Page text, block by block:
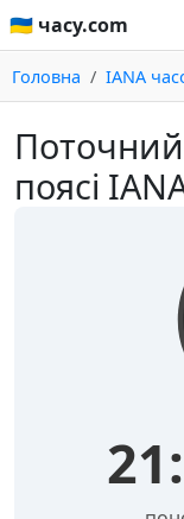
🇺🇦 часу.com
Головна IANA
поясі